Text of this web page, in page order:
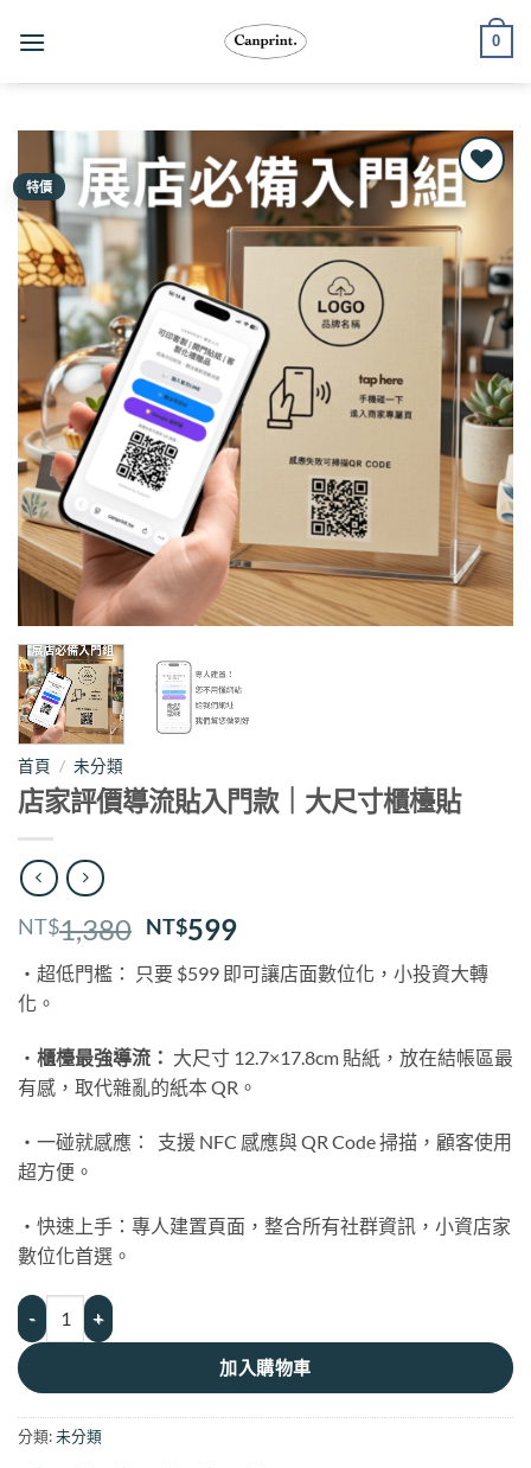
0
特價
Add to
wishlist
首頁 / 未分類
店家評價導流貼入門款｜大尺寸櫃檯貼
NT$1,380 原
始
價
NT$1,380。
NT$599目
前
價
NT$599。
・超低門檻： 只要 $599 即可讓店面數位化，小投資大轉
化。
・ 櫃檯最強導流： 大尺寸 12.7×17.8cm 貼紙，放在結帳區最
有感，取代雜亂的紙本 QR。
・一碰就感應： 支援 NFC 感應與 QR Code 掃描，顧客使用
超方便。
・快速上手：專人建置頁面，整合所有社群資訊，小資店家
數位化首選。
店家評價導流貼入門款｜大尺寸櫃檯貼 數量
加入購物車
分類:未分類